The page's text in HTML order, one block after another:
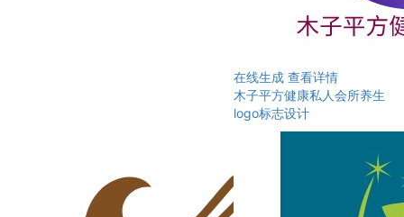
在线生成 查看详情
木子平方健康私人会所养生
logo标志设计